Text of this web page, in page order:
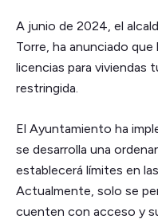
A junio de 2024, el
Torre, ha anunciado
licencias para viviendas
restringida.
El Ayuntamiento ha
se desarrolla una
establecerá límites en
Actualmente, solo se
cuenten con acceso y